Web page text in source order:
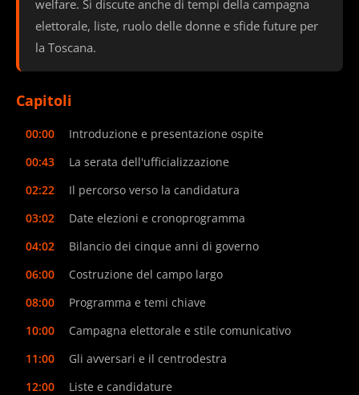
welfare. Si discute anche di tempi della campagna
elettorale, liste, ruolo delle donne e sfide future per
la Toscana.
Capitoli
00:00
Introduzione e presentazione ospite
00:43
La serata dell'ufficializzazione
02:22
Il percorso verso la candidatura
03:02
Date elezioni e cronoprogramma
04:02
Bilancio dei cinque anni di governo
06:00
Costruzione del campo largo
08:00
Programma e temi chiave
10:00
Campagna elettorale e stile comunicativo
11:00
Gli avversari e il centrodestra
12:00
Liste e candidature